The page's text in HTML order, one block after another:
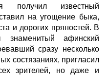
получил известный
на угощение быка,
и дорогих пряностей. В
афинский
сразу несколько
состязаниях, пригласил
зрителей, но даже и